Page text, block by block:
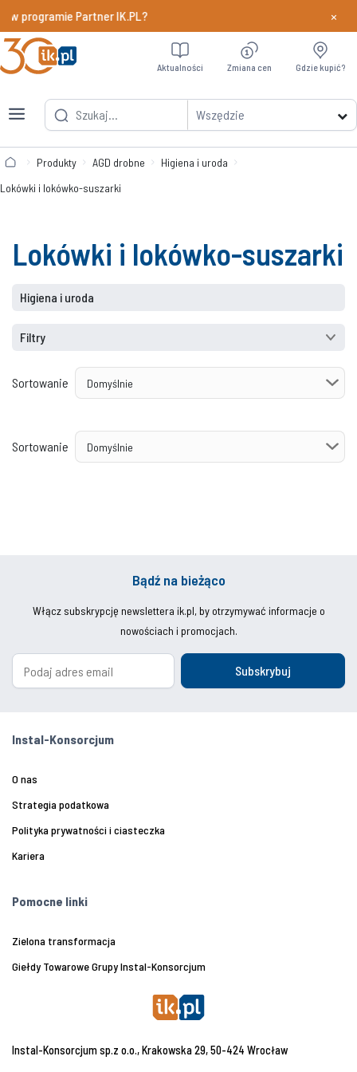
programie Partner IK.PL? Dowiedz
×
Wszędzie
Aktualności Zmiana cen Gdzie kupić?
Produkty AGD drobne
Higiena i uroda
Lokówki i lokówko-suszarki
Lokówki i lokówko-suszarki
Higiena i uroda
Filtry
Sortowanie
Sortowanie
Bądź na bieżąco
Włącz subskrypcję newslettera ik.pl, by otrzymywać informacje o
nowościach i promocjach.
Subskrybuj
Instal-Konsorcjum
O nas
Strategia podatkowa
Polityka prywatności i ciasteczka
Kariera
Pomocne linki
Zielona transformacja
Giełdy Towarowe Grupy Instal-Konsorcjum
Instal-Konsorcjum sp.z o.o., Krakowska 29, 50-424 Wrocław